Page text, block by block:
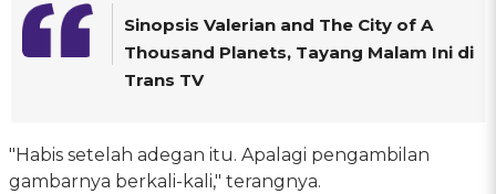
Sinopsis Valerian and The City of A
Thousand Planets, Tayang Malam Ini di
Trans TV
"Habis setelah adegan itu. Apalagi pengambilan
gambarnya berkali-kali," terangnya.